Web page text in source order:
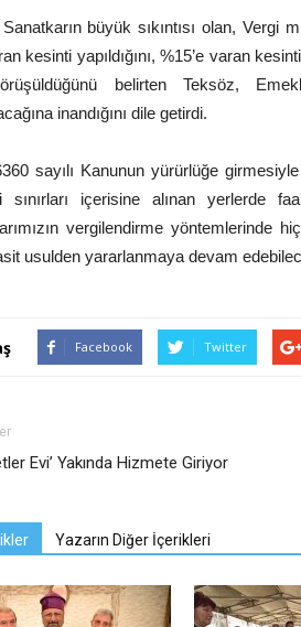
büyük sıkıntısı olan,
kesinti yapıldığını, %15’e varan
belirten Teksöz,
inandığını dile getirdi.
sayılı Kanunun yürürlüğe
sınırları içerisine alınan yerlerde
vergilendirme yöntemlerinde
usulden yararlanmaya devam
Facebook Twitter
Evi’ Yakında Hizmete Giriyor
Yazarın Diğer İçerikleri